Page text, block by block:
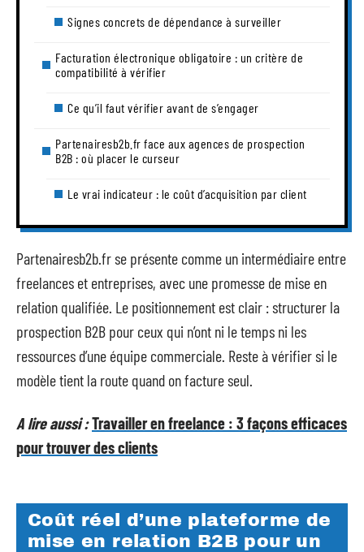
Signes concrets de dépendance à surveiller
Facturation électronique obligatoire : un critère de
compatibilité à vérifier
Ce qu’il faut vérifier avant de s’engager
Partenairesb2b.fr face aux agences de prospection
B2B : où placer le curseur
Le vrai indicateur : le coût d’acquisition par client
Partenairesb2b.fr se présente comme un intermédiaire entre
freelances et entreprises, avec une promesse de mise en
relation qualifiée. Le positionnement est clair : structurer la
prospection B2B pour ceux qui n’ont ni le temps ni les
ressources d’une équipe commerciale. Reste à vérifier si le
modèle tient la route quand on facture seul.
A lire aussi :Travailler en freelance : 3 façons efficaces
pour trouver des clients
Coût réel d’une plateforme de
mise en relation B2B pour un